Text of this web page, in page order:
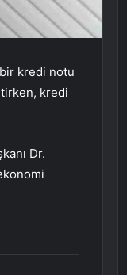
kredi notu
kredi
Dr.